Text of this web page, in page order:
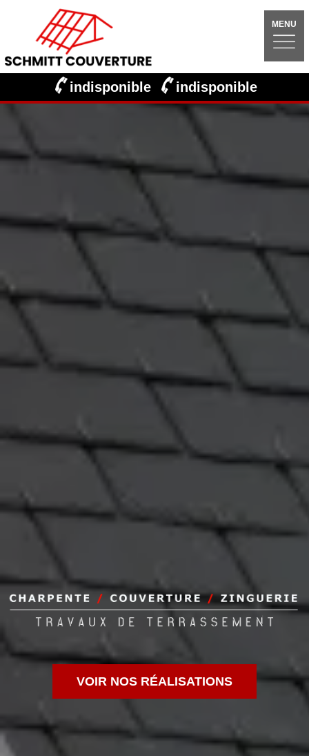
MENU
indisponible indisponible
VOIR NOS RÉALISATIONS